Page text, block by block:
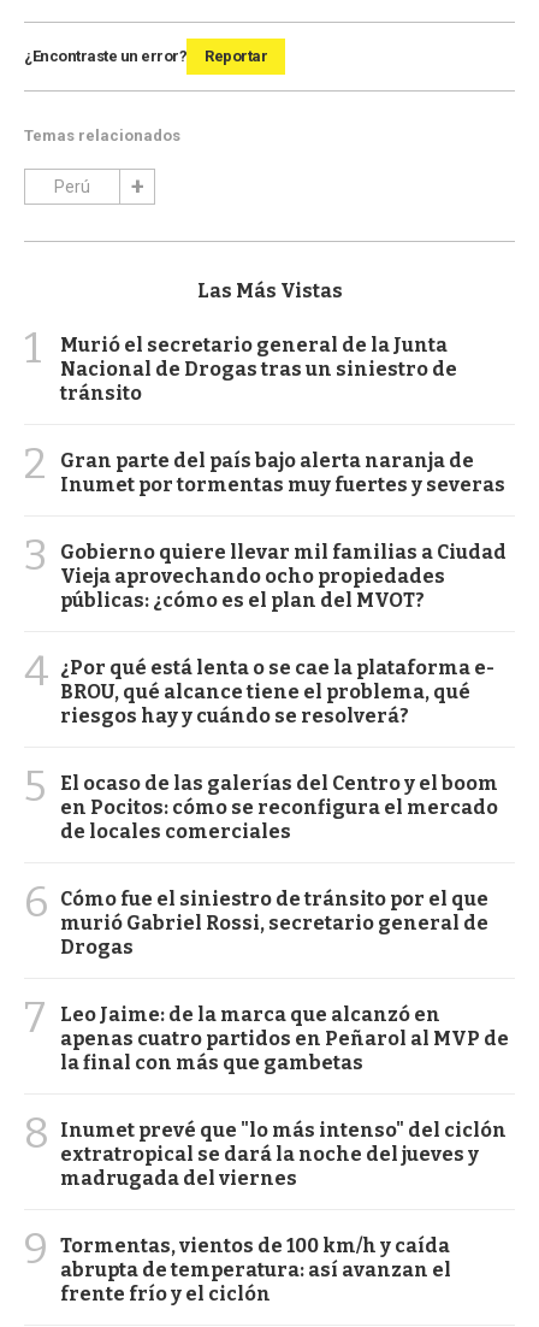
¿Encontraste un error? Reportar
Temas relacionados
Perú
Las Más Vistas
1
Murió el secretario general de la Junta
Nacional de Drogas tras un siniestro de
tránsito
2
Gran parte del país bajo alerta naranja de
Inumet por tormentas muy fuertes y severas
3
Gobierno quiere llevar mil familias a Ciudad
Vieja aprovechando ocho propiedades
públicas: ¿cómo es el plan del MVOT?
4 ¿Por qué está lenta o se cae la plataforma e-
BROU, qué alcance tiene el problema, qué
riesgos hay y cuándo se resolverá?
5
El ocaso de las galerías del Centro y el boom
en Pocitos: cómo se reconfigura el mercado
de locales comerciales
6
Cómo fue el siniestro de tránsito por el que
murió Gabriel Rossi, secretario general de
Drogas
7
Leo Jaime: de la marca que alcanzó en
apenas cuatro partidos en Peñarol al MVP de
la final con más que gambetas
8
Inumet prevé que "lo más intenso" del ciclón
extratropical se dará la noche del jueves y
madrugada del viernes
9
Tormentas, vientos de 100 km/h y caída
abrupta de temperatura: así avanzan el
frente frío y el ciclón